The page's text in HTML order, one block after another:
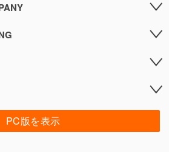
PC版を表示